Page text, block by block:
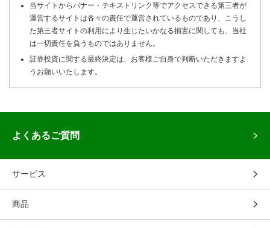
当サイトからバナー・テキストリンク等でアクセスできる第三者が
運営するサイトは各々の責任で運営されているものであり、こうし
た第三者サイトの利用により生じたいかなる損害に関しても、当社
は一切責任を負うものではありません。
証券投資に関する最終決定は、お客様ご自身で判断いただきますよ
うお願いいたします。
よくあるご質問
サービス
商品